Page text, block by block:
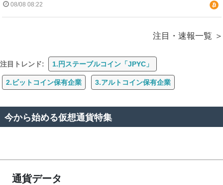
08/08 08:22
注目・速報一覧
注目トレンド: 1.円ステーブルコイン「JPYC」
2.ビットコイン保有企業 3.アルトコイン保有企業
今から始める仮想通貨特集
通貨データ